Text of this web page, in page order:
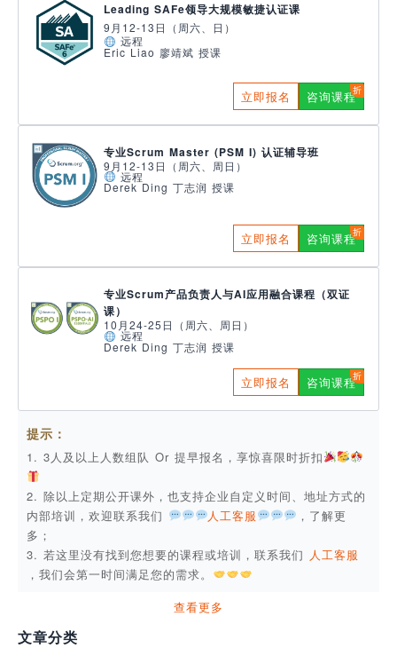
Leading SAFe领导大规模敏捷认证课
9月12-13日（周六、日）
远程
Eric Liao 廖靖斌 授课
立即报名 咨询课程
专业Scrum Master (PSM I) 认证辅导班
9月12-13日（周六、周日）
远程
Derek Ding 丁志润 授课
立即报名 咨询课程
专业Scrum产品负责人与AI应用融合课程（双证
课）
10月24-25日（周六、周日）
远程
Derek Ding 丁志润 授课
立即报名 咨询课程
提示：
1. 3人及以上人数组队 Or 提早报名，享惊喜限时折扣
2. 除以上定期公开课外，也支持企业自定义时间、地址方式的
内部培训，欢迎联系我们
人工客服
，了解更
多；
3. 若这里没有找到您想要的课程或培训，联系我们 人工客服
，我们会第一时间满足您的需求。
查看更多
文章分类